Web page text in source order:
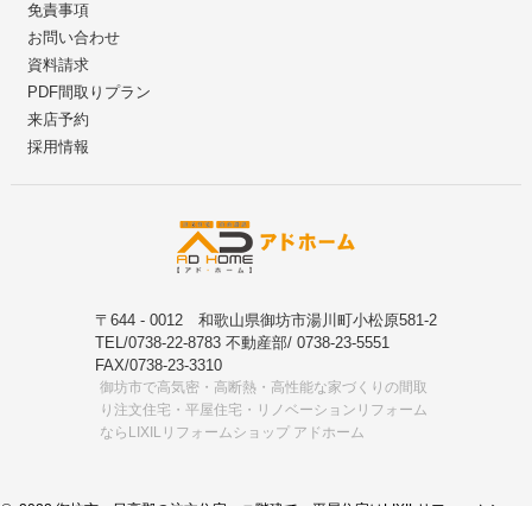
免責事項
お問い合わせ
資料請求
PDF間取りプラン
来店予約
採用情報
〒644 - 0012 和歌山県御坊市湯川町小松原581-2
TEL/0738-22-8783 不動産部/ 0738-23-5551
FAX/0738-23-3310
御坊市で高気密・高断熱・高性能な家づくりの間取
り注文住宅・平屋住宅・リノベーションリフォーム
ならLIXILリフォームショップ アドホーム